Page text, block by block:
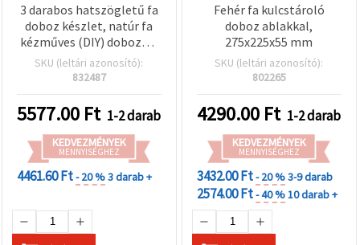
3 darabos hatszögletű fa
doboz készlet, natúr fa
kézműves (DIY) dobozok,
vegyes méretek:
157x134x85 mm,
mm
SKU (leltári azonosító):
832487
5577.00 Ft 1-2 darab
KEDVEZMÉNYEK
MENNYISÉGHEZ
4461.60 Ft- 20 %3 darab +
Fehér fa kulcstároló
doboz ablakkal,
275x225x55 mm
SKU (leltári azonosító):
802265
4290.00 Ft 1-2 darab
KEDVEZMÉNYEK
MENNYISÉGHEZ
3432.00 Ft- 20 %3-9 darab
2574.00 Ft- 40 %10 darab +